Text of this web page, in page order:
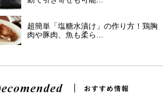
超簡単「塩糖水漬け」の作り方！鶏胸
肉や豚肉、魚も柔ら...